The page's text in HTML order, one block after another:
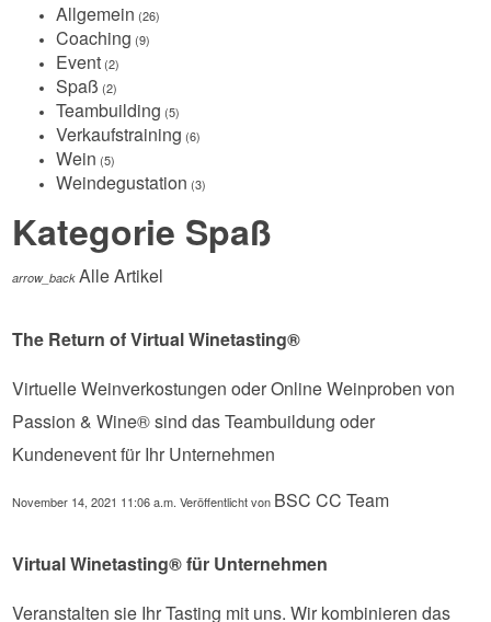
Allgemein (26)
Coaching (9)
Event (2)
Spaß (2)
Teambuilding (5)
Verkaufstraining (6)
Wein (5)
Weindegustation (3)
Kategorie Spaß
arrow_back Alle Artikel
The Return of Virtual Winetasting®
Virtuelle Weinverkostungen oder Online Weinproben von
Passion & Wine® sind das Teambuildung oder
Kundenevent für Ihr Unternehmen
November 14, 2021 11:06 a.m. Veröffentlicht von BSC CC Team
Virtual Winetasting® für Unternehmen
Veranstalten sie Ihr Tasting mit uns. Wir kombinieren das